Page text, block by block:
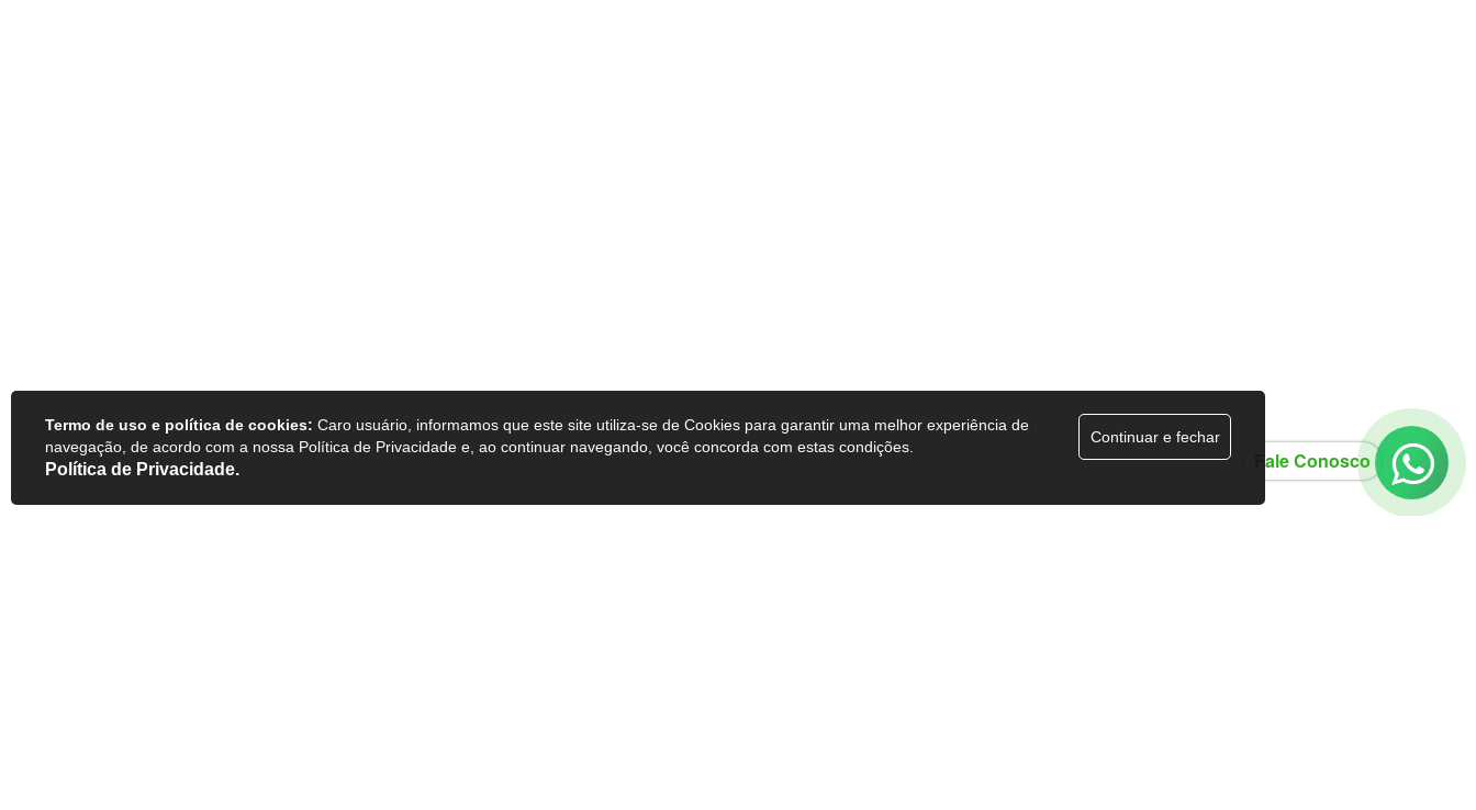
Termo de uso e política de cookies: Caro usuário, informamos que este site utiliza-se de Cookies para garantir uma melhor experiência de
navegação, de acordo com a nossa Política de Privacidade e, ao continuar navegando, você concorda com estas condições.
Política de Privacidade.
Continuar e fechar
Fale Conosco